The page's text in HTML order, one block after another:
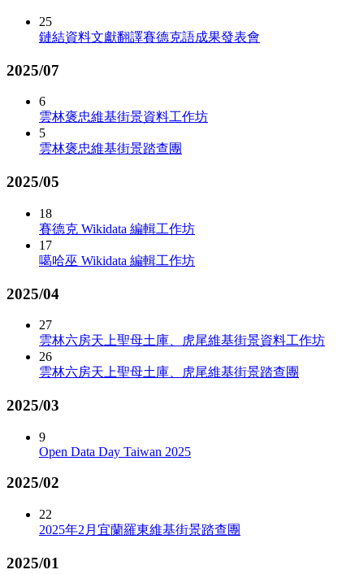
25
鏈結資料文獻翻譯賽德克語成果發表會
2025/07
6
雲林褒忠維基街景資料工作坊
5
雲林褒忠維基街景踏查團
2025/05
18
賽德克 Wikidata 編輯工作坊
17
噶哈巫 Wikidata 編輯工作坊
2025/04
27
雲林六房天上聖母土庫、虎尾維基街景資料工作坊
26
雲林六房天上聖母土庫、虎尾維基街景踏查團
2025/03
9
Open Data Day Taiwan 2025
2025/02
22
2025年2月宜蘭羅東維基街景踏查團
2025/01